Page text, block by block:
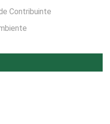
Contribuinte